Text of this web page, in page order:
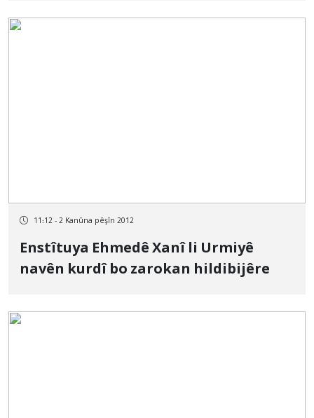
11:12 - 2 Kanûna pêşîn 2012
Enstîtuya Ehmedê Xanî li Urmiyê
navên kurdî bo zarokan hildibijêre